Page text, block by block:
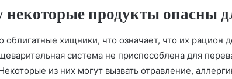
некоторые продукты опасны
облигатные хищники, что означает, что их рацион
система не приспособлена для
из них могут вызвать отравление,